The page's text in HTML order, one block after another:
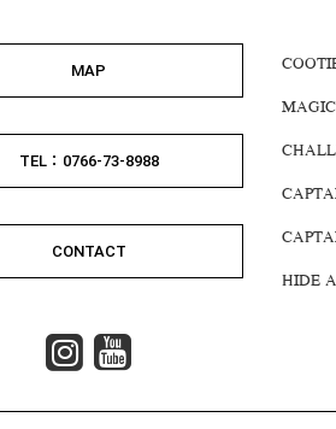
MAP
TEL：0766-73-8988
CONTACT
HIDE